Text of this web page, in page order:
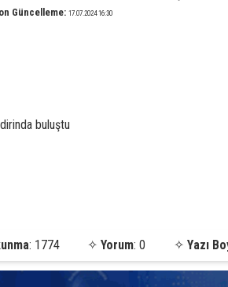
Güncelleme: 17.07.2024 16:30
: 1774 ✧Yorum: 0 ✧Yazı